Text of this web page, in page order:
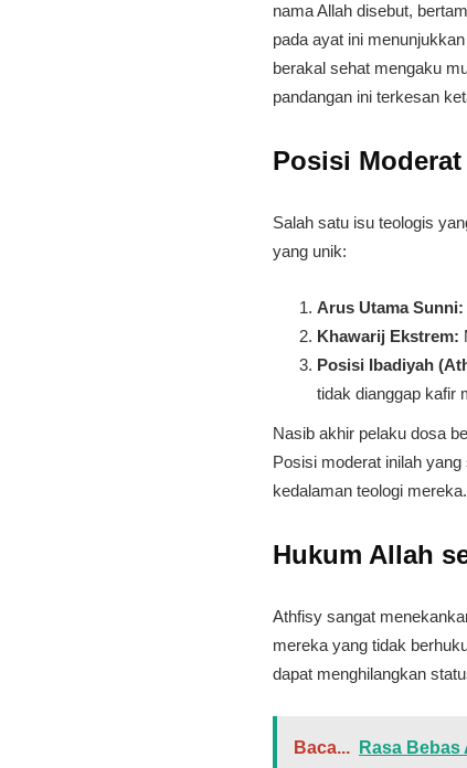
nama Allah disebut,
pada ayat ini
berakal sehat mengaku
pandangan ini terkesan
​Posisi
​Salah satu isu teologis
yang unik:
Arus Utama Sunni:
Khawarij Ekstrem:
Posisi Ibadiyah
tidak dianggap kafir
​Nasib akhir pelaku dosa
Posisi moderat inilah
kedalaman teologi mereka.
​Hukum Allah
​Athfisy sangat
mereka yang tidak
dapat menghilangkan
Baca... Rasa